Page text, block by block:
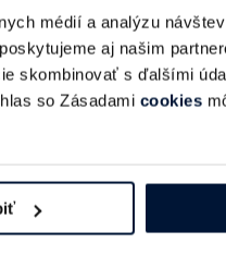
médií a analýzu
aj našim
skombinovať s ďalšími
so Zásadami cookies
klienti a partneri, s
každú príležitosť,
a taktiež sa radi
.